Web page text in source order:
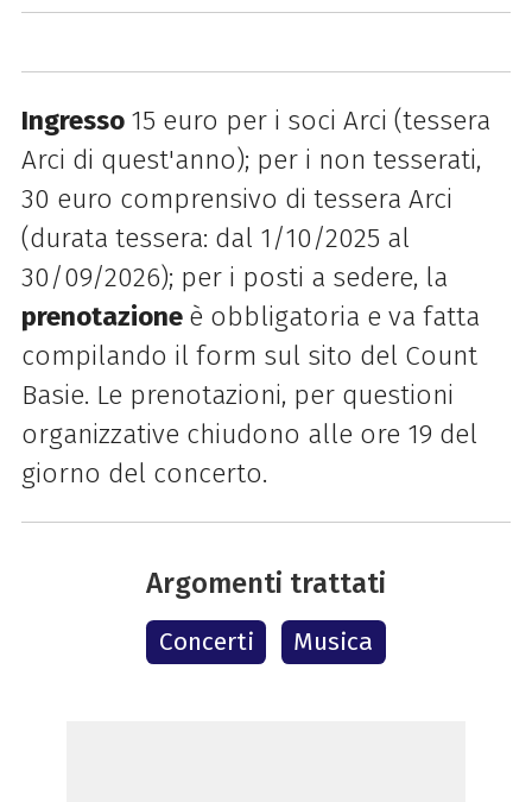
Ingresso 15 euro per i soci Arci (tessera
Arci di quest'anno); per i non tesserati,
30 euro comprensivo di tessera Arci
(durata tessera: dal 1/10/2025 al
30/09/2026); per i posti a sedere, la
prenotazione è obbligatoria e va fatta
compilando il form sul sito del Count
Basie. Le prenotazioni, per questioni
organizzative chiudono alle ore 19 del
giorno del concerto.
Argomenti trattati
Concerti Musica